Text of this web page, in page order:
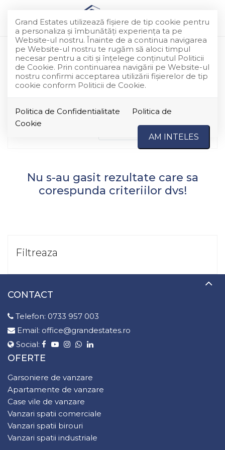
Grand Estates utilizează fişiere de tip cookie pentru
a personaliza și îmbunătăți experiența ta pe
Website-ul nostru. Înainte de a continua navigarea
pe Website-ul nostru te rugăm să aloci timpul
necesar pentru a citi și înțelege conținutul Politicii
de Cookie. Prin continuarea navigării pe Website-ul
nostru confirmi acceptarea utilizării fişierelor de tip
cookie conform Politicii de Cookie.
Politica de Confidentialitate
Politica de
Cookie
AM INTELES
Apartamente de vanzare in
Bucuresti Aparatorii Patriei
Au fost gasite 0 oferte
Nu s-au gasit rezultate care sa
corespunda criteriilor dvs!
Filtreaza
CONTACT
Telefon: 0733 957 003
Email: office@grandestates.ro
Social:
OFERTE
Garsoniere de vanzare
Apartamente de vanzare
Case vile de vanzare
Vanzari spatii comerciale
Vanzari spatii birouri
Vanzari spatii industriale